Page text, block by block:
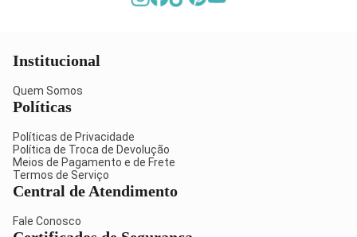
Institucional
Quem Somos
Políticas
Políticas de Privacidade
Política de Troca de Devolução
Meios de Pagamento e de Frete
Termos de Serviço
Central de Atendimento
Fale Conosco